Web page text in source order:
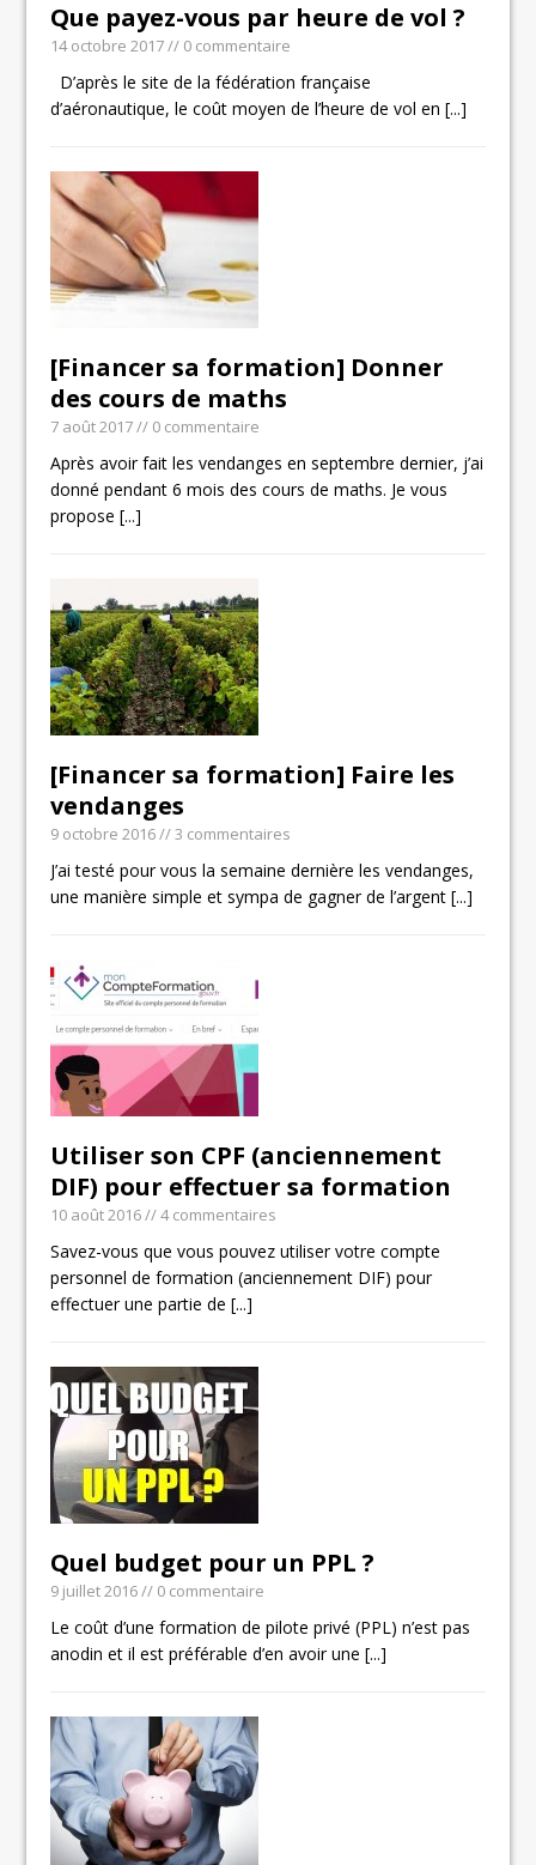
Que payez-vous par heure de vol ?
14 octobre 2017// 0 commentaire
D’après le site de la fédération française
d’aéronautique, le coût moyen de l’heure de vol en[...]
[Financer sa formation] Donner
des cours de maths
7 août 2017// 0 commentaire
Après avoir fait les vendanges en septembre dernier, j’ai
donné pendant 6 mois des cours de maths. Je vous
propose[...]
[Financer sa formation] Faire les
vendanges
9 octobre 2016// 3 commentaires
J’ai testé pour vous la semaine dernière les vendanges,
une manière simple et sympa de gagner de l’argent[...]
Utiliser son CPF (anciennement
DIF) pour effectuer sa formation
10 août 2016// 4 commentaires
Savez-vous que vous pouvez utiliser votre compte
personnel de formation (anciennement DIF) pour
effectuer une partie de[...]
Quel budget pour un PPL ?
9 juillet 2016// 0 commentaire
Le coût d’une formation de pilote privé (PPL) n’est pas
anodin et il est préférable d’en avoir une[...]